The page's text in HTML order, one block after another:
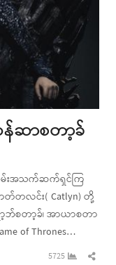
န်ဆာစတာ့ခ်
မ်းအသက်ဆက်ရှင်ကြ
တ်တလင်း( Catlyn) တို့
ာ့ဘ်စတာ့ခ်၊ အာယာစတာ
of Thrones…
5725